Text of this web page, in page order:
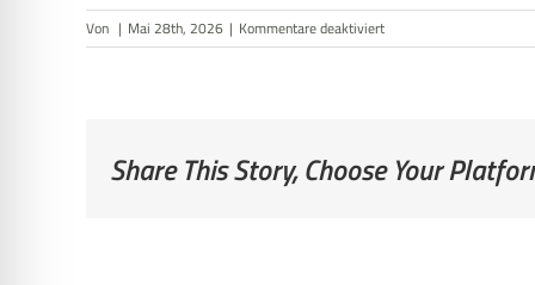
Von | Mai 28th, 2026 | Kommentare deaktiviertfür
Badezimmer
Share This Story, Choose Your